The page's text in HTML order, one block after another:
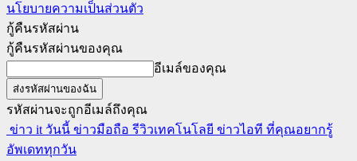
นโยบายความเป็นส่วนตัว
กู้คืนรหัสผ่าน
กู้คืนรหัสผ่านของคุณ
อีเมล์ของคุณ
รหัสผ่านจะถูกอีเมล์ถึงคุณ
ข่าว it วันนี้ ข่าวมือถือ รีวิวเทคโนโลยี ข่าวไอที ที่คุณอยากรู้
อัพเดททุกวัน